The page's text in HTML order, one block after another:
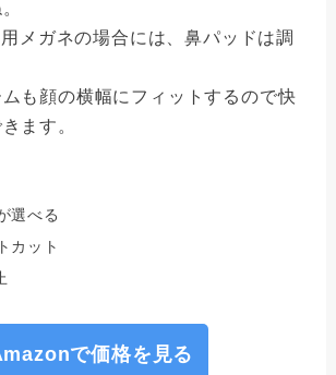
メガネの場合には、鼻パッドは調
も顔の横幅にフィットするので快
ます。
選べる
カット
で価格を見る